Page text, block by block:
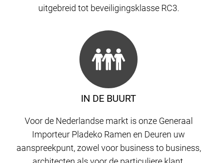
IN DE BUURT
Voor de Nederlandse markt is onze Generaal
Importeur Pladeko Ramen en Deuren uw
aanspreekpunt, zowel voor business to business,
uitgebreid tot beveiligingsklasse RC3.